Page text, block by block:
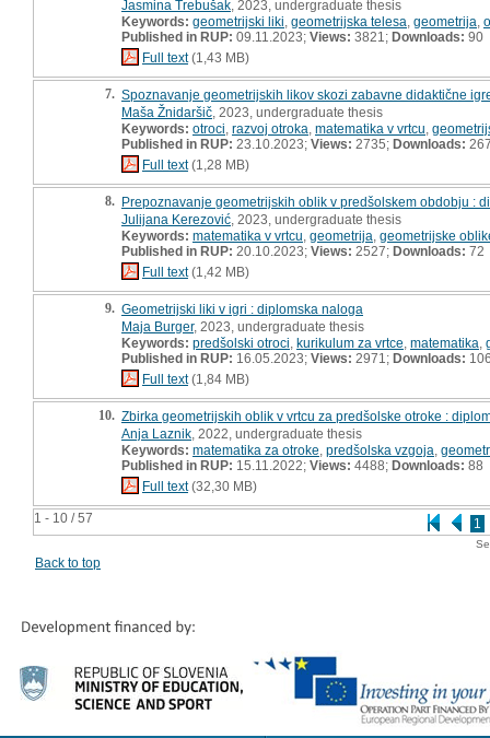
1 - 10 / 57 1
Jasmina Trebušak , 2023, undergraduate thesis
Keywords: geometrijski liki geometrijska telesa geometrija
Published in RUP: 09.11.2023; Views: 3821; Downloads: 90
Full text(1,43 MB)
7. Spoznavanje geometrijskih likov skozi zabavne didaktične
Maša Žnidaršič , 2023, undergraduate thesis
Keywords: otroci razvoj otroka matematika v vrtcu
Published in RUP: 23.10.2023; Views: 2735; Downloads:
Full text(1,28 MB)
8. Prepoznavanje geometrijskih oblik v predšolskem obdobju :
Julijana Kerezović , 2023, undergraduate thesis
Keywords: matematika v vrtcu geometrija geometrijske
Published in RUP: 20.10.2023; Views: 2527; Downloads: 72
Full text(1,42 MB)
9. Geometrijski liki v igri : diplomska naloga
Maja Burger, 2023, undergraduate thesis
Keywords: predšolski otroci kurikulum za vrtce matematika
Published in RUP: 16.05.2023; Views: 2971; Downloads:
Full text(1,84 MB)
10. Zbirka geometrijskih oblik v vrtcu za predšolske otroke :
Anja Laznik , 2022, undergraduate thesis
Keywords: matematika za otroke predšolska vzgoja
Published in RUP: 15.11.2022; Views: 4488; Downloads: 88
Full text(32,30 MB)
Back to top